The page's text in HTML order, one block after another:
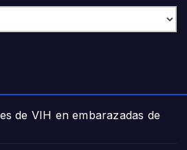
de VIH en embarazadas de